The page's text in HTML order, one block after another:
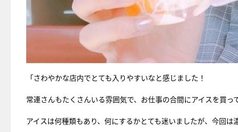
「さわやかな店内でとても入りやすいなと感じました！
常連さんもたくさんいる雰囲気で、お仕事の合間にアイスを買っ
アイスは何種類もあり、何にするかとても迷いましたが、今回